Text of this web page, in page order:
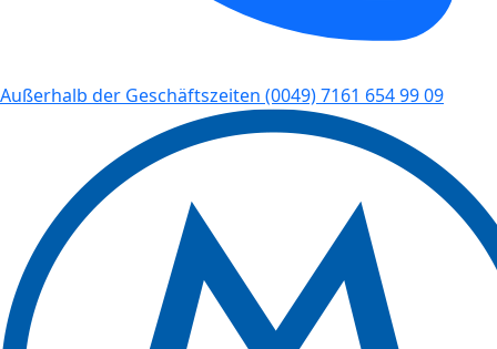
Außerhalb der Geschäftszeiten (0049) 7161 654 99 09